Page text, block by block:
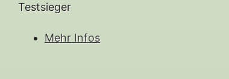
Testsieger
Mehr Infos